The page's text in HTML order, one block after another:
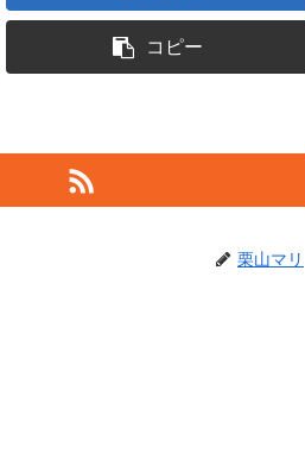
コピー
栗山マリ